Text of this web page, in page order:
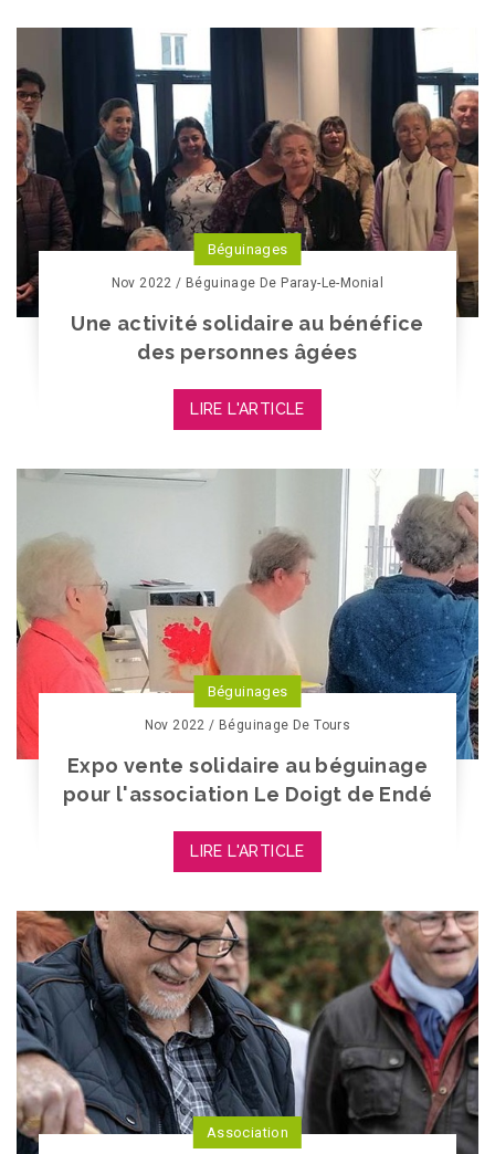
Béguinages
Nov 2022 / Béguinage De Paray-Le-Monial
Une activité solidaire au bénéfice
des personnes âgées
LIRE L'ARTICLE
Béguinages
Nov 2022 / Béguinage De Tours
Expo vente solidaire au béguinage
pour l'association Le Doigt de Endé
LIRE L'ARTICLE
Association